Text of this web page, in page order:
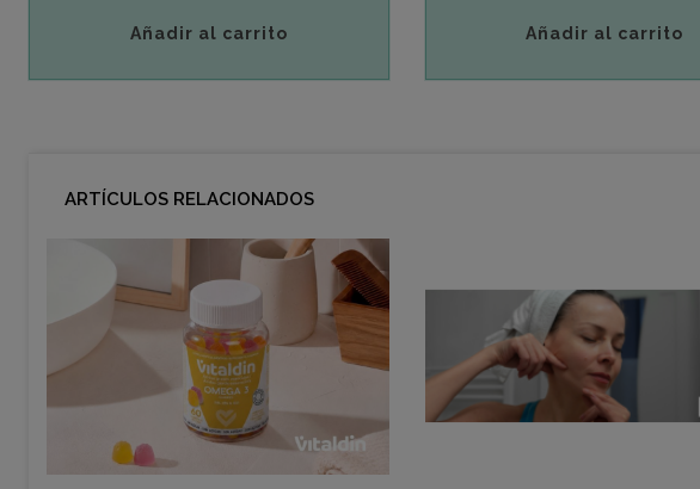
Añadir al carrito Añadir al carrito
ARTÍCULOS RELACIONADOS